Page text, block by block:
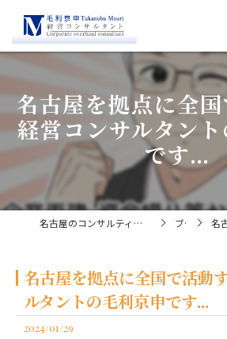
名古屋を拠点に全
経営コンサルタン
です...
名古屋のコンサルティングなら経営コンサルタント毛利京申 ブログ 名古屋
名古屋を拠点に全国で活動
ルタントの毛利京申です...
2024/01/29